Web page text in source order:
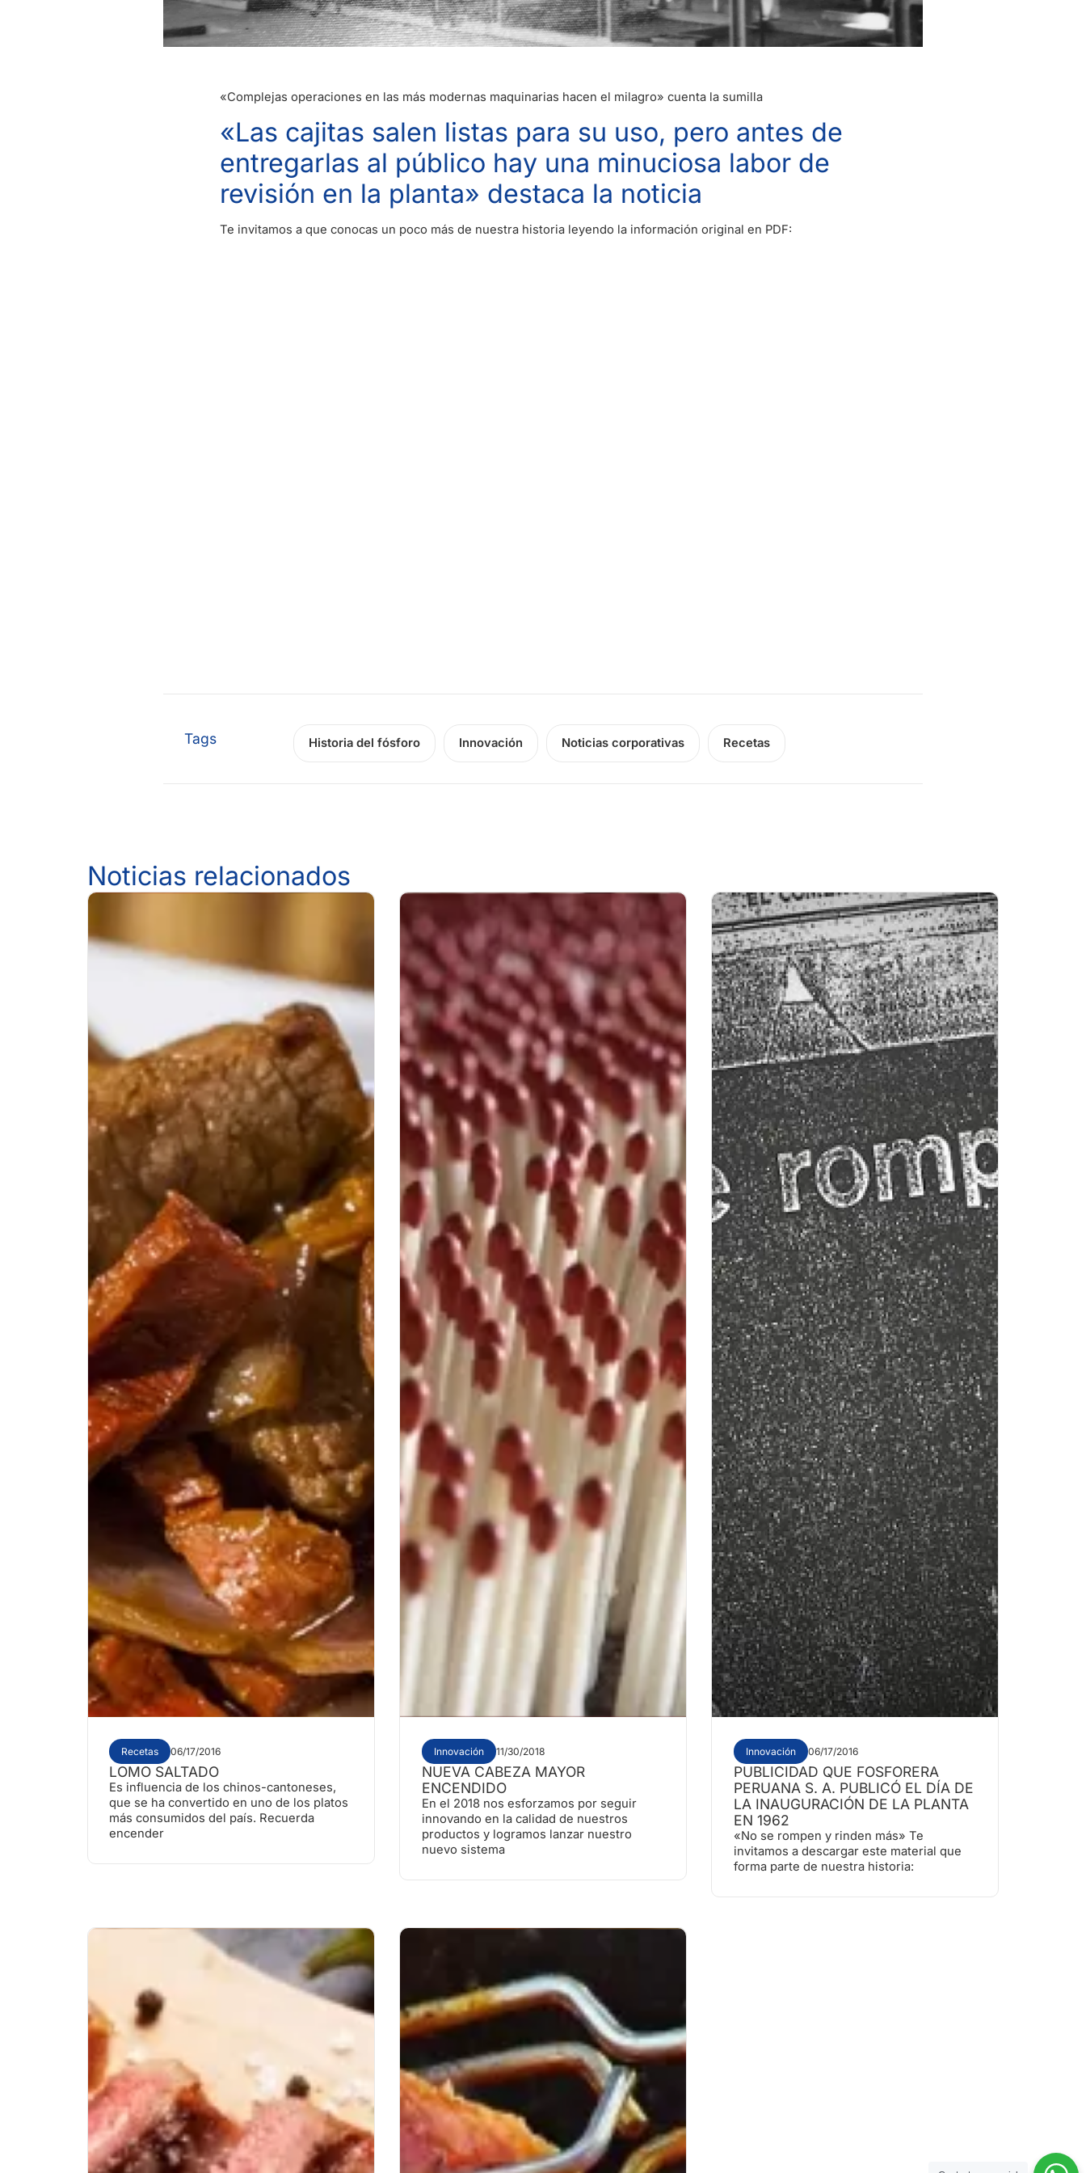
«Complejas operaciones en las más modernas maquinarias hacen el milagro» cuenta la sumilla
«Las cajitas salen listas para su uso, pero antes de
entregarlas al público hay una minuciosa labor de
revisión en la planta» destaca la noticia
Te invitamos a que conocas un poco más de nuestra historia leyendo la información original en PDF:
Tags Recetas
Noticias corporativas
Innovación
Historia del fósforo
Noticias relacionados
Recetas 06/17/2016
LOMO SALTADO
Es influencia de los chinos-cantoneses,
que se ha convertido en uno de los platos
más consumidos del país. Recuerda
encender
Innovación 11/30/2018
NUEVA CABEZA MAYOR
ENCENDIDO
En el 2018 nos esforzamos por seguir
innovando en la calidad de nuestros
productos y logramos lanzar nuestro
nuevo sistema
Innovación 06/17/2016
PUBLICIDAD QUE FOSFORERA
PERUANA S. A. PUBLICÓ EL DÍA DE
LA INAUGURACIÓN DE LA PLANTA
EN 1962
«No se rompen y rinden más» Te
invitamos a descargar este material que
forma parte de nuestra historia: